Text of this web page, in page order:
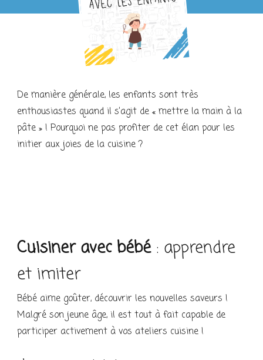
De manière générale, les enfants sont très
enthousiastes quand il s’agit de « mettre la main à la
pâte » ! Pourquoi ne pas profiter de cet élan pour les
initier aux joies de la cuisine ?
Cuisiner avec bébé: apprendre
et imiter
Bébé aime goûter, découvrir les nouvelles saveurs !
Malgré son jeune âge, il est tout à fait capable de
participer activement à vos ateliers cuisine !